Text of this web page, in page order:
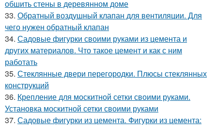
обшить стены в деревянном доме
33. Обратный воздушный клапан для вентиляции. Для
чего нужен обратный клапан
34. Садовые фигурки своими руками из цемента и
других материалов. Что такое цемент и как с ним
работать
35. Стеклянные двери перегородки. Плюсы стеклянных
конструкций
36. Крепление для москитной сетки своими руками.
Установка москитной сетки своими руками
37. Садовые фигурки из цемента. Фигурки из цемента: